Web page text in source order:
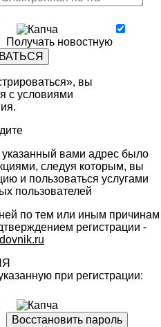
Получать новостную
вы
с условиями
.
вами адрес было
следуя которым, вы
и пользоваться услугами
пользователей
по тем или иным причинам
регистрации -
при регистрации: